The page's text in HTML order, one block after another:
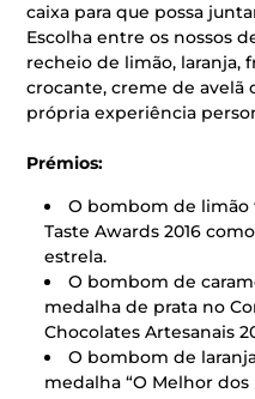
caixa para que possa
Escolha entre os nossos
recheio de limão, laranja,
crocante, creme de avelã
própria experiência
Prémios:
O bombom de
Taste Awards 2016
estrela.
O bombom de
medalha de prata no
Chocolates Artesanais
O bombom de
medalha “O Melhor